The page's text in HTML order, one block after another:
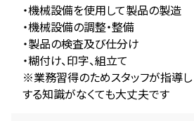
・機械設備を使用して製品の製造
・機械設備の調整・整備
・製品の検査及び仕分け
・糊付け、印字、組立て
※業務習得のためスタッフが指導し
する知識がなくても大丈夫です